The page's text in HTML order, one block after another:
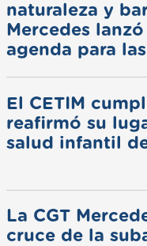
naturaleza y
Mercedes
agenda para
El CETIM
reafirmó su
salud infantil
La CGT
cruce de la